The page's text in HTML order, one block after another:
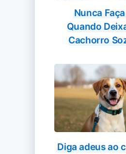
Nunca
Quando
Cachorro
Diga adeus ao